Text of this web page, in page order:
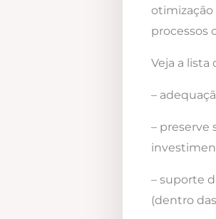
otimização
processos
Veja a lista
–
– preserve
– suporte
(dentro